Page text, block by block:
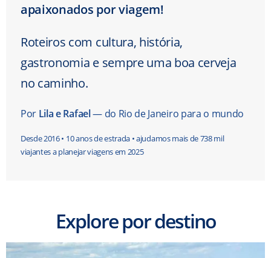
apaixonados por viagem!
Roteiros com cultura, história,
gastronomia e sempre uma boa cerveja
no caminho.
Por Lila e Rafael— do Rio de Janeiro para o mundo
Desde 2016 • 10 anos de estrada • ajudamos mais de 738 mil
viajantes a planejar viagens em 2025
Explore por destino